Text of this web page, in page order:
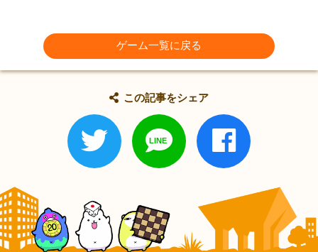
ゲーム一覧に戻る
この記事をシェア